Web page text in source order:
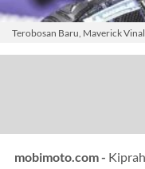
Terobosan Baru, Maverick
mobimoto.com - Kiprah